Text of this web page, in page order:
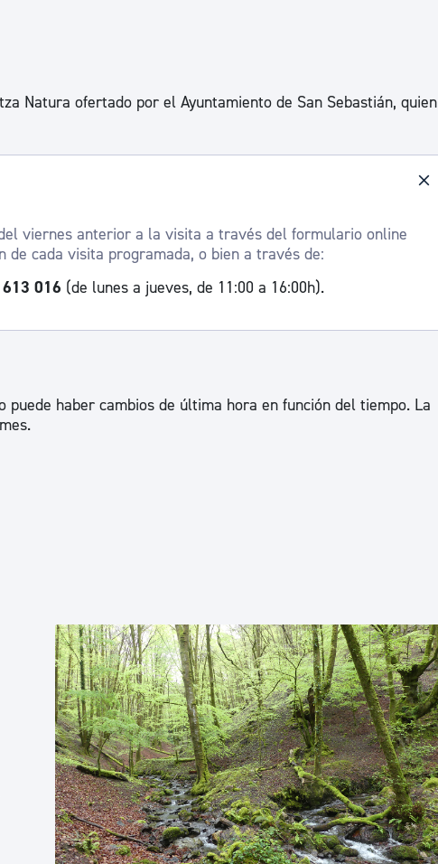
Natura ofertado por el Ayuntamiento de San Sebastián, quien
viernes anterior a la visita a través del formulario online
de cada visita programada, o bien a través de:
016 (de lunes a jueves, de 11:00 a 16:00h).
haber cambios de última hora en función del tiempo. La